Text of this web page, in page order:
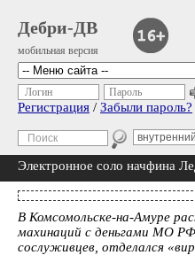
Дебри-ДВ
мобильная версия
Логин Пароль
Регистрация / Забыли пароль?
Электронное соло начфина
В Комсомольске-на-Амуре
махинаций с деньгами МО
сослуживцев, отделался